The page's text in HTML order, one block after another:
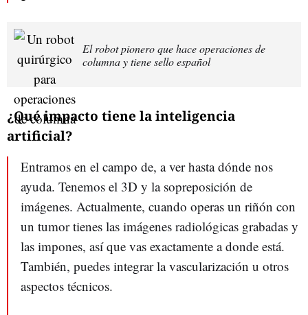
El robot pionero que hace operaciones de
columna y tiene sello español
¿Qué impacto tiene la inteligencia
artificial?
Entramos en el campo de, a ver hasta dónde nos
ayuda. Tenemos el 3D y la sopreposición de
imágenes. Actualmente, cuando operas un riñón con
un tumor tienes las imágenes radiológicas grabadas y
las impones, así que vas exactamente a donde está.
También, puedes integrar la vascularización u otros
aspectos técnicos.